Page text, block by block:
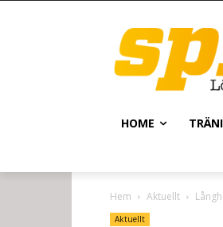
HOME
Hem Aktuellt
Aktuellt